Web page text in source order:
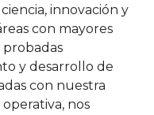
innovación y
con mayores
probadas
y desarrollo de
con nuestra
nos